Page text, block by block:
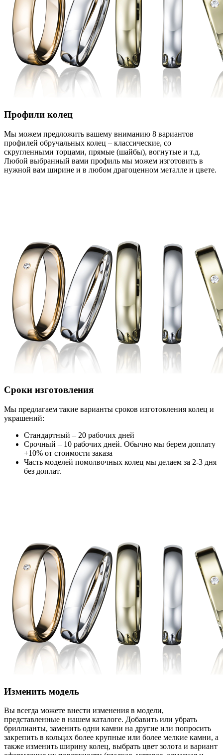
Профили колец
Мы можем предложить вашему вниманию 8 вариантов
профилей обручальных колец – классические, со
скругленными торцами, прямые (шайбы), вогнутые и т.д.
Любой выбранный вами профиль мы можем изготовить в
нужной вам ширине и в любом драгоценном металле и цвете.
Сроки изготовления
Мы предлагаем такие варианты сроков изготовления колец и
украшений:
Стандартный – 20 рабочих дней
Срочный – 10 рабочих дней. Обычно мы берем доплату
+10% от стоимости заказа
Часть моделей помолвочных колец мы делаем за 2-3 дня
без доплат.
Изменить модель
Вы всегда можете внести изменения в модели,
представленные в нашем каталоге. Добавить или убрать
бриллианты, заменить одни камни на другие или попросить
закрепить в кольцах более крупные или более мелкие камни, а
также изменить ширину колец, выбрать цвет золота и вариант